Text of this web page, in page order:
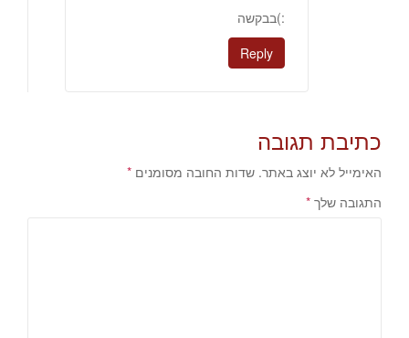
:)בבקשה
Reply
כתיבת תגובה
האימייל לא יוצג באתר. שדות החובה מסומנים *
התגובה שלך *